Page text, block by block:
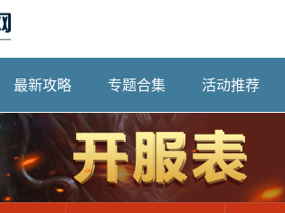
最新攻略 专题合集 活动推荐